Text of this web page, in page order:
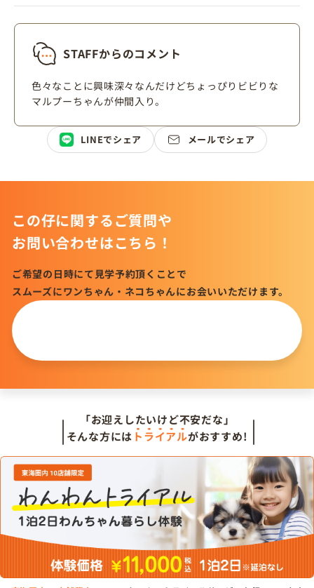
STAFFからのコメント
色々なことに興味深々なんだけどちょっぴりビビりな
マルプーちゃんが仲間入り。
LINEでシェア メールでシェア
この仔に関するご質問や
お問い合わせはこちら！
ご希望の日時にて見学予約頂くことで
スムーズにワンちゃん・ネコちゃんにお会いいただけます。
「お迎えしたいけど不安だな」
そんな方には トライアルがおすすめ!